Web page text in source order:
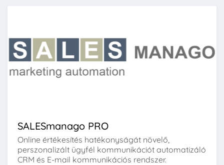
SALESmanago PRO
Online értékesítés hatékonyságát növelő,
perszonalizált ügyfél kommunikációt automatizáló
CRM és E-mail kommunikációs rendszer.